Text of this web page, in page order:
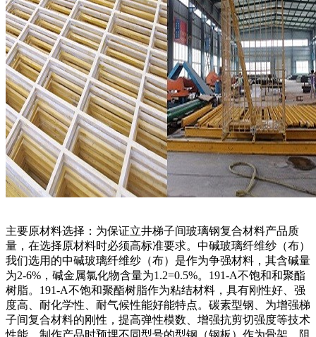
主要原材料选择：为保证立井梯子间玻璃钢复合材料产品质
量，在选择原材料时必须高标准要求。中碱玻璃纤维纱（布）
我们选用的中碱玻璃纤维纱（布）是作为争强材料，其含碱量
为2-6%，碱金属氯化物含量为1.2=0.5%。191-A不饱和和聚酯
树脂。191-A不饱和聚酯树脂作为粘结材料，具有刚性好、强
度高、耐化学性、耐气候性能好能特点。碳素型钢、为增强梯
子间复合材料的刚性，提高弹性模数、增强抗剪切强度等技术
性能，制作产品时预埋不同型号的型钢（钢板）作为骨架。阻